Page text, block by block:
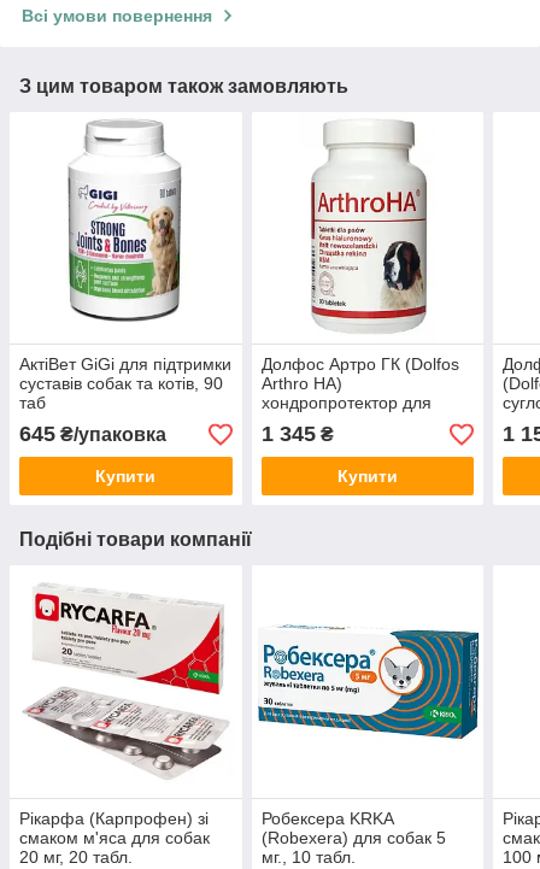
Всі умови повернення
З цим товаром також замовляють
АктіВет GiGi для підтримки
суставів собак та котів, 90
таб
645 ₴/упаковка
Купити
Долфос Артро ГК (Dolfos
Arthro HA)
хондропротектор для
собак 90 табл.
1 345₴
Купити
гр.
1
Подібні товари компанії
Рікарфа (Карпрофен) зі
смаком м'яса для собак
20 мг, 20 табл.
Робексера KRKA
(Robexera) для собак 5
мг., 10 табл.
100